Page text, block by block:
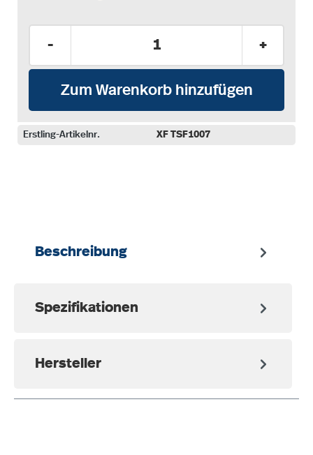
- +
Zum Warenkorb hinzufügen
Erstling-Artikelnr. XF TSF1007
Beschreibung
Spezifikationen
Hersteller